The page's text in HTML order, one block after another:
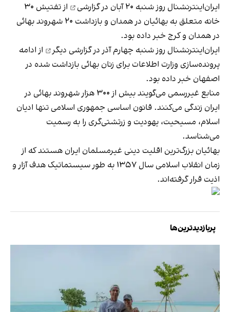
ایران‌اینترنشنال روز شنبه ۲۰ آبان در
گزارشی
از تفتیش ۳۰
خانه متعلق به بهائیان در همدان و بازداشت ۲۰ شهروند بهائی
در همدان و کرج خبر داده بود.
ایران‌اینترنشنال روز شنبه چهارم آذر در گزارشی دیگر
از ادامه
پرونده‌سازی وزارت اطلاعات برای زنان بهائی بازداشت شده در
اصفهان خبر داده بود.
منابع غیررسمی می‌گویند بیش از ۳۰۰ هزار شهروند بهائی در
ایران زندگی می‌کنند. قانون اساسی جمهوری اسلامی تنها ادیان
اسلام، مسیحیت، یهودیت و زرتشتی‌گری را به رسمیت
می‌شناسد.
بهائیان بزرگ‌ترین اقلیت دینی غیرمسلمان ایران هستند که از
زمان انقلاب اسلامی سال ۱۳۵۷ به طور سیستماتیک هدف آزار و
اذیت قرار گرفته‌اند.
پربازدیدترین‌ها